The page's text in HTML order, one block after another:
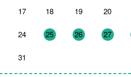
17 18 19 20
24 25 26 27
31